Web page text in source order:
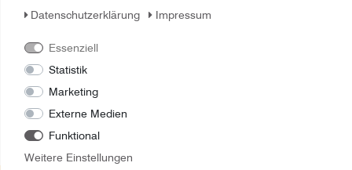
Daten­schutz­erklärung
Impressum
Essenziell
Statistik
Marketing
Externe Medien
Funktional
Weitere Einstellungen